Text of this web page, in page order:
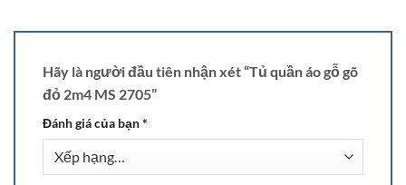
Hãy là người đầu tiên nhận xét “Tủ quần áo gỗ gõ
đỏ 2m4 MS 2705”
Đánh giá của bạn*